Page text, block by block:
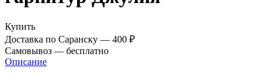
Купить
Доставка по Саранску — 400 ₽
Самовывоз — бесплатно
Описание